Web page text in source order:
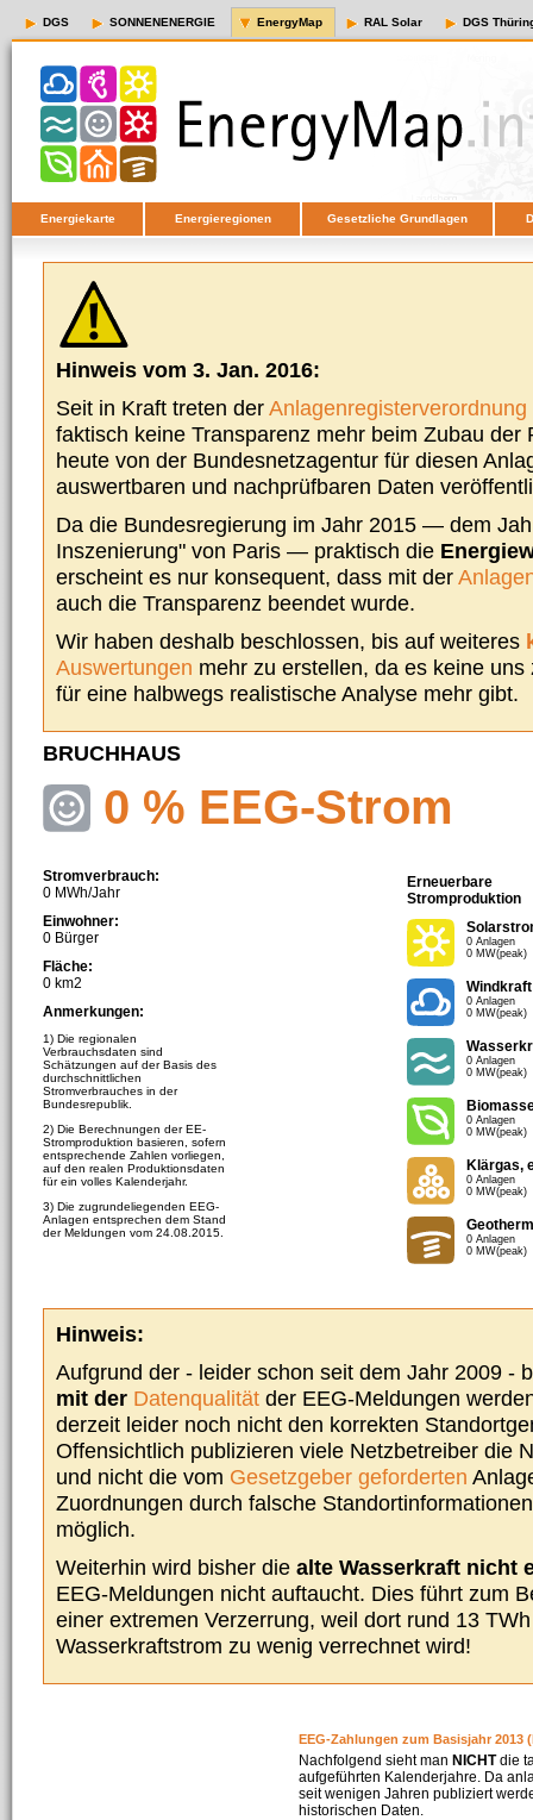
DGS SONNENENERGIE EnergyMap RAL Solar DGS
Energiekarte Energieregionen Gesetzliche Grundlagen
Hinweis vom 3. Jan. 2016:
Seit in Kraft treten derAnlagenregisterverordnung
faktisch keine Transparenz mehr beim Zubau der
heute von der Bundesnetzagentur für diesen
auswertbaren und nachprüfbaren Daten
Da die Bundesregierung im Jahr 2015 — dem
Inszenierung" von Paris — praktisch die
erscheint es nur konsequent, dass mit der
auch die Transparenz beendet wurde.
Wir haben deshalb beschlossen, bis auf weiteres
Auswertungen mehr zu erstellen, da es keine
für eine halbwegs realistische Analyse mehr gibt.
BRUCHHAUS
0 % EEG-Strom
Stromverbrauch:
0 MWh/Jahr
Einwohner:
0 Bürger
Fläche:
0 km2
Anmerkungen:
1) Die regionalen
Verbrauchsdaten sind
Schätzungen auf der Basis des
durchschnittlichen
Stromverbrauches in der
Bundesrepublik.
2) Die Berechnungen der EE-
Stromproduktion basieren, sofern
entsprechende Zahlen vorliegen,
auf den realen Produktionsdaten
für ein volles Kalenderjahr.
3) Die zugrundeliegenden EEG-
Anlagen entsprechen dem Stand
der Meldungen vom 24.08.2015.
Erneuerbare
Stromproduktion
0 Anlagen
0 MW(peak)
Windkraft
0 Anlagen
0 MW(peak)
0 Anlagen
0 MW(peak)
0 Anlagen
0 MW(peak)
Klärgas,
0 Anlagen
0 MW(peak)
0 Anlagen
0 MW(peak)
Hinweis:
Aufgrund der - leider schon seit dem Jahr 2009 -
mit der Datenqualität der EEG-Meldungen
derzeit leider noch nicht den korrekten
Offensichtlich publizieren viele Netzbetreiber die
und nicht die vom Gesetzgeber geforderten
Zuordnungen durch falsche
möglich.
Weiterhin wird bisher die alte Wasserkraft nicht
EEG-Meldungen nicht auftaucht. Dies führt zum
einer extremen Verzerrung, weil dort rund 13
Wasserkraftstrom zu wenig verrechnet wird!
EEG-Zahlungen zum Basisjahr 2013
Nachfolgend sieht man NICHTdie
aufgeführten Kalenderjahre. Da
seit wenigen Jahren publiziert
historischen Daten.